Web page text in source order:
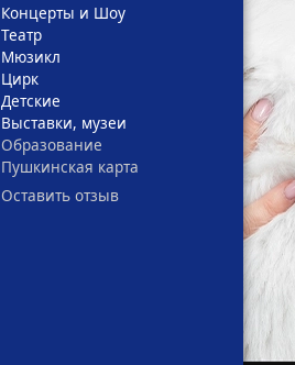
Концерты и Шоу
Театр
Мюзикл
Цирк
Детские
Выставки, музеи
Образование
Пушкинская карта
Оставить отзыв